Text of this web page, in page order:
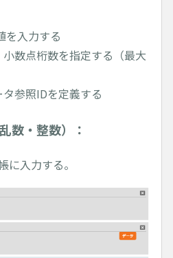
を入力する
数点桁数を指定する（最大
参照IDを定義する
数・整数）：
に入力する。